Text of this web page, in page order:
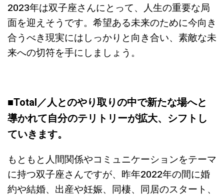
2023年は双子座さんにとって、人生の重要な局
面を迎えそうです。希望ある未来のために今向き
合うべき現実にはしっかりと向き合い、素敵な未
来への切符を手にしましょう。
■Total／人とのやり取りの中で新たな場へと
導かれて自分のテリトリーが拡大、シフトし
ていきます。
もともと人間関係やコミュニケーションをテーマ
に持つ双子座さんですが、昨年2022年の間に婚
約や結婚、出産や妊娠、同棲、同居のスタート、